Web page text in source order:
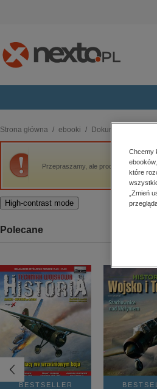
budownictwo, aranżacja wnętrz
biznesowe, branżowe, gospodarka
darmowe wydania
edukacja
kobiece, lifestyle, kultura
Strona główna ebooki Dokument,
Przepraszamy, ale produkt
High-contrast mode
Polecane
BESTSELLER
Chcemy
które
„Zmień